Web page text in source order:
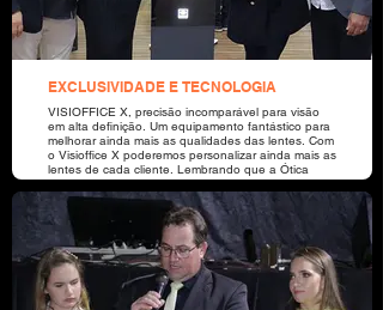
EXCLUSIVIDADE E TECNOLOGIA
VISIOFFICE X, precisão incomparável para visão
em alta definição. Um equipamento fantástico para
melhorar ainda mais as qualidades das lentes. Com
o Visioffice X poderemos personalizar ainda mais as
lentes de cada cliente. Lembrando que a Ótica
Dillane vai ser a segunda ótica do estado do Mato
Grosso (a primeira do norte do estado) a contar
com Visioffice X. Ótica Dillane nossa especialidade
é você!